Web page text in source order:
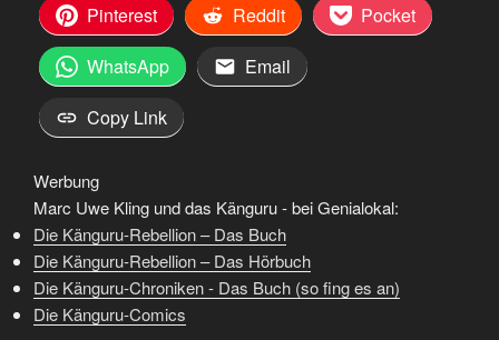
Pinterest
Reddit
Pocket
WhatsApp
Email
Copy Link
Werbung
Marc Uwe Kling und das Känguru - bei Genialokal:
Die Känguru-Rebellion – Das Buch
Die Känguru-Rebellion – Das Hörbuch
Die Känguru-Chroniken - Das Buch (so fing es an)
Die Känguru-Comics